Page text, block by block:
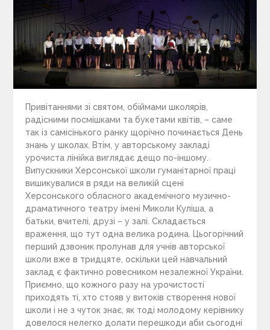
Привітаннями зі святом, обіймами школярів,
радісними посмішками та букетами квітів, – саме
так із самісінького ранку щорічно починається День
знань у школах. Втім, у авторському закладі
урочиста лінійка виглядає дещо по-іншому.
Випускники Херсонської школи гуманітарної праці
вишикувалися в ряди на великій сцені
Херсонського обласного академічного музично-
драматичного театру імені Миколи Куліша, а
батьки, вчителі, друзі – у залі. Складається
враження, що тут одна велика родина. Цьогорічний
перший дзвоник пролунав для учнів авторської
школи вже в тридцяте, оскільки цей навчальний
заклад є фактично ровесником незалежної України.
Приємно, що кожного разу на урочистості
приходять ті, хто стояв у витоків створення нової
школи і не з чуток знає, як тоді молодому керівнику
довелося нелегко долати перешкоди аби сьогодні